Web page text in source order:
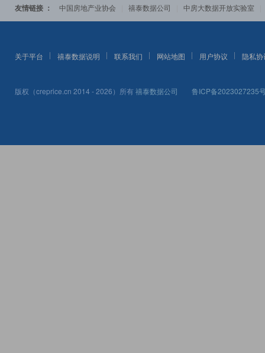
友情链接 ： 中国房地产业协会 禧泰数据公司 中房大数据开放实验室
关于平台 禧泰数据说明 联系我们 网站地图 用户协议 隐私协
版权（creprice.cn 2014 - 2026）所有禧泰数据公司 鲁ICP备2023027235